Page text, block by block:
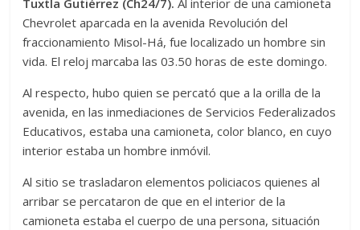
Chevrolet aparcada en la avenida Revolución del
fraccionamiento Misol-Há, fue localizado un hombre sin
vida. El reloj marcaba las 03.50 horas de este domingo.
Al respecto, hubo quien se percató que a la orilla de la
avenida, en las inmediaciones de Servicios Federalizados
Educativos, estaba una camioneta, color blanco, en cuyo
interior estaba un hombre inmóvil.
Al sitio se trasladaron elementos policiacos quienes al
arribar se percataron de que en el interior de la
camioneta estaba el cuerpo de una persona, situación